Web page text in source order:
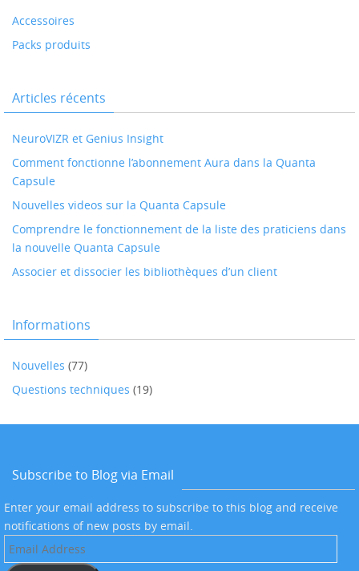
Accessoires
Packs produits
Articles récents
NeuroVIZR et Genius Insight
Comment fonctionne l’abonnement Aura dans la Quanta
Capsule
Nouvelles videos sur la Quanta Capsule
Comprendre le fonctionnement de la liste des praticiens dans
la nouvelle Quanta Capsule
Associer et dissocier les bibliothèques d’un client
Informations
Nouvelles (77)
Questions techniques (19)
Subscribe to Blog via Email
Enter your email address to subscribe to this blog and receive
notifications of new posts by email.
Email
Address